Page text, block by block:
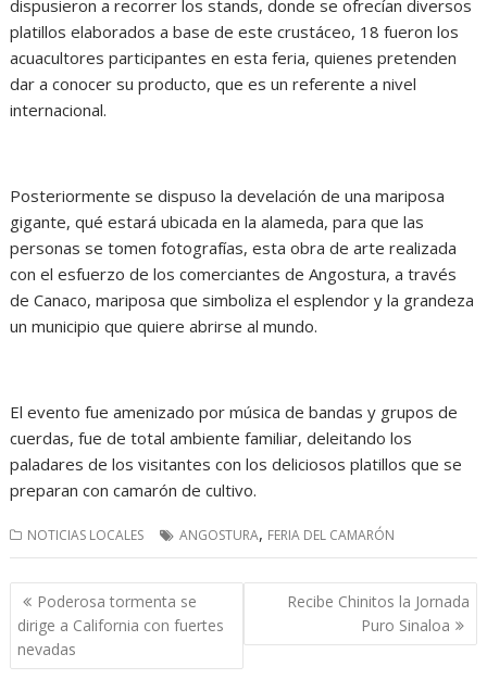
dispusieron a recorrer los stands, donde se ofrecían diversos
platillos elaborados a base de este crustáceo, 18 fueron los
acuacultores participantes en esta feria, quienes pretenden
dar a conocer su producto, que es un referente a nivel
internacional.
Posteriormente se dispuso la develación de una mariposa
gigante, qué estará ubicada en la alameda, para que las
personas se tomen fotografías, esta obra de arte realizada
con el esfuerzo de los comerciantes de Angostura, a través
de Canaco, mariposa que simboliza el esplendor y la grandeza
un municipio que quiere abrirse al mundo.
El evento fue amenizado por música de bandas y grupos de
cuerdas, fue de total ambiente familiar, deleitando los
paladares de los visitantes con los deliciosos platillos que se
preparan con camarón de cultivo.
NOTICIAS LOCALES ANGOSTURA, FERIA DEL CAMARÓN
Navegación
de
entradas
Poderosa tormenta se
dirige a California con fuertes
nevadas
Recibe Chinitos la Jornada
Puro Sinaloa